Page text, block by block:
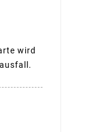
wird